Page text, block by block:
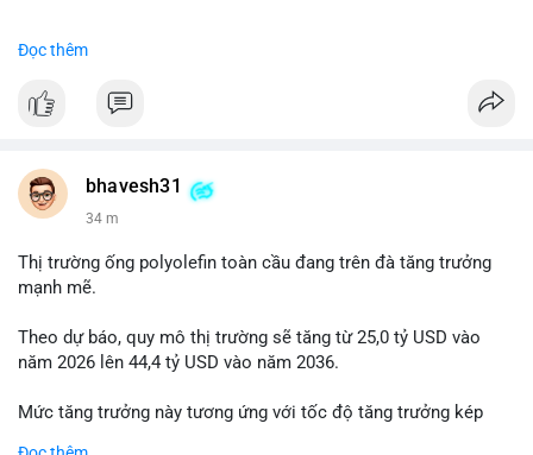
📰 Nguồn: Cointelegraph
Đọc thêm
bhavesh31
34 m
Thị trường ống polyolefin toàn cầu đang trên đà tăng trưởng
mạnh mẽ.
Theo dự báo, quy mô thị trường sẽ tăng từ 25,0 tỷ USD vào
năm 2026 lên 44,4 tỷ USD vào năm 2036.
Mức tăng trưởng này tương ứng với tốc độ tăng trưởng kép